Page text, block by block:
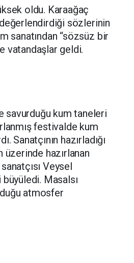
oldu. Karaağaç
sözlerinin
sanatından “sözsüz bir
vatandaşlar geldi.
savurduğu kum taneleri
festivalde kum
Sanatçının hazırladığı
üzerinde hazırlanan
Veysel
Masalsı
atmosfer